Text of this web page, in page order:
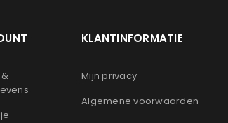
KLANTINFORMATIE
Mijn privacy
Algemene voorwaarden